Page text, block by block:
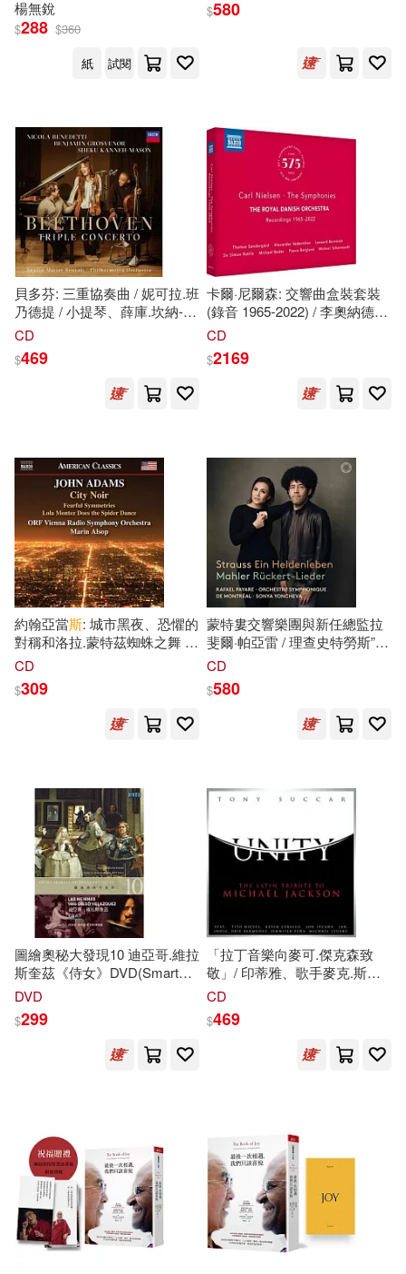
楊無銳
$288 $360
紙
試閱
Verklarte Nacht & Pelleas und
$580
貝多芬: 三重協奏曲 / 妮可拉.班
乃德提 / 小提琴、薛庫.坎納-梅
森/大提琴、班傑明.葛羅斯文諾
利，指揮 / 愛樂管弦樂團
(Beethoven: Triple Concerto /
Nicola Benedetti, Sheku
CD
$469
卡爾·尼爾森: 交響曲盒裝套裝
(錄音 1965-2022) / 李奧納德伯
恩斯坦,桑德嘉,韋傑爾尼科夫,
隆德, 史孟溫德(指揮) / 丹麥皇
家交響樂團 (4CD)(Carl
Nielsen: the Symphonies
Thomas Søndergård,
Alexander Vedernikov,Simon
Rattle, Michael Boder, Paavo
Berglund, Michael Schønwandt
/ The Royal Danish Orchestra
(4CD))
CD
$2169
約翰亞當斯: 城市黑夜、恐懼的
對稱和洛拉.蒙特茲蜘蛛之舞 /
馬林阿爾索普 (指揮) / 維也納
City Noir, Fearful Symmetries
& Lola Montez Does the Spider
Dance / Marin Alsop
CD
$309
蒙特婁交響樂團與新任總監拉
斐爾·帕亞雷 / 理查史特勞斯”英
雄的生涯”(Rafael Payare
Orchestra / Strauss: Ein
Heldenleben & Mahler:
CD
$580
圖繪奧秘大發現10 迪亞哥.維拉
斯奎茲《侍女》DVD(Smart
Secrets of Great Paintings -
Velazquez DVD)
DVD
$299
「拉丁音樂向麥可.傑克森致
敬」/ 印蒂雅、歌手麥克.斯圖
亞特、強.西卡達等(Tony
Tribute to Michael Jackson)
CD
$469